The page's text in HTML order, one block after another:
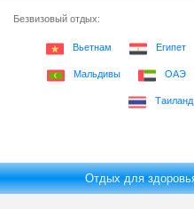
Безвизовый отдых:
Вьетнам Египет
Мальдивы ОАЭ
Таиланд
Отдых для